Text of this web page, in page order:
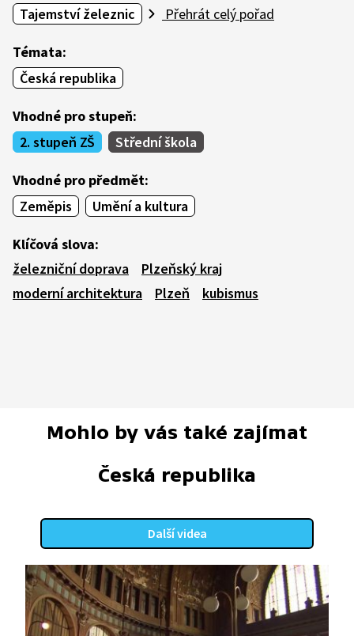
Tajemství železnic
Přehrát celý pořad
Témata:
Česká republika
Vhodné pro stupeň:
2. stupeň ZŠ
Střední škola
Vhodné pro předmět:
Zeměpis
Umění a kultura
Klíčová slova:
železniční doprava
Plzeňský kraj
moderní architektura
Plzeň kubismus
Mohlo by vás také zajímat
Česká republika
Další videa